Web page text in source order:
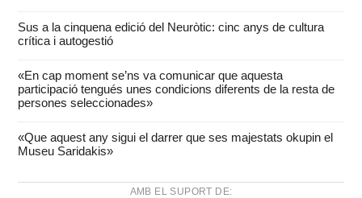
Sus a la cinquena edició del Neuròtic: cinc anys de cultura
crítica i autogestió
«En cap moment se’ns va comunicar que aquesta
participació tengués unes condicions diferents de la resta de
persones seleccionades»
«Que aquest any sigui el darrer que ses majestats okupin el
Museu Saridakis»
AMB EL SUPORT DE: